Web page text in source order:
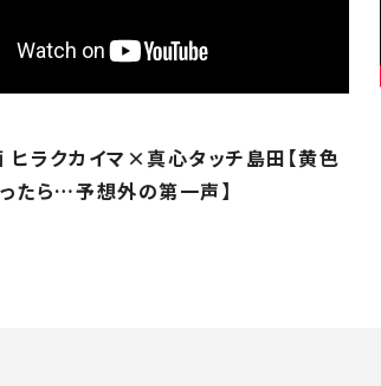
ラクカイマ×真心タッチ島田【黄色
たら…予想外の第一声】